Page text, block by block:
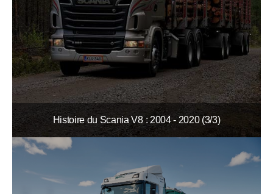
Histoire du Scania V8 : 2004 - 2020 (3/3)